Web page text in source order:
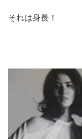
それは身長！